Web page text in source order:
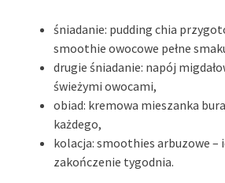
śniadanie: pudding chia
smoothie owocowe pełne
drugie śniadanie: napój
świeżymi owocami,
obiad: kremowa mieszanka
każdego,
kolacja: smoothies arbuzowe –
zakończenie tygodnia.